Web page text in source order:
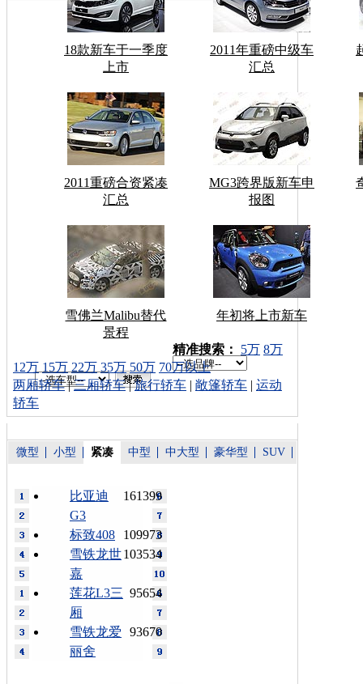
18款新车于一季度
上市
2011年重磅中级车
汇总
2011重磅合资紧凑
汇总
MG3跨界版新车申
报图
雪佛兰Malibu替代
景程
年初将上市新车
车型搜索：
精准搜索： 5万 8万
12万 15万 22万 35万 50万 70万以上
两厢轿车|三厢轿车|旅行轿车 | 敞篷轿车 | 运动
轿车
微型 小型 紧凑 中型 中大型 豪华型 SUV
161399
比亚迪
G3
109973
标致408
103534
雪铁龙世
嘉
95654
莲花L3三
厢
93670
雪铁龙爱
丽舍